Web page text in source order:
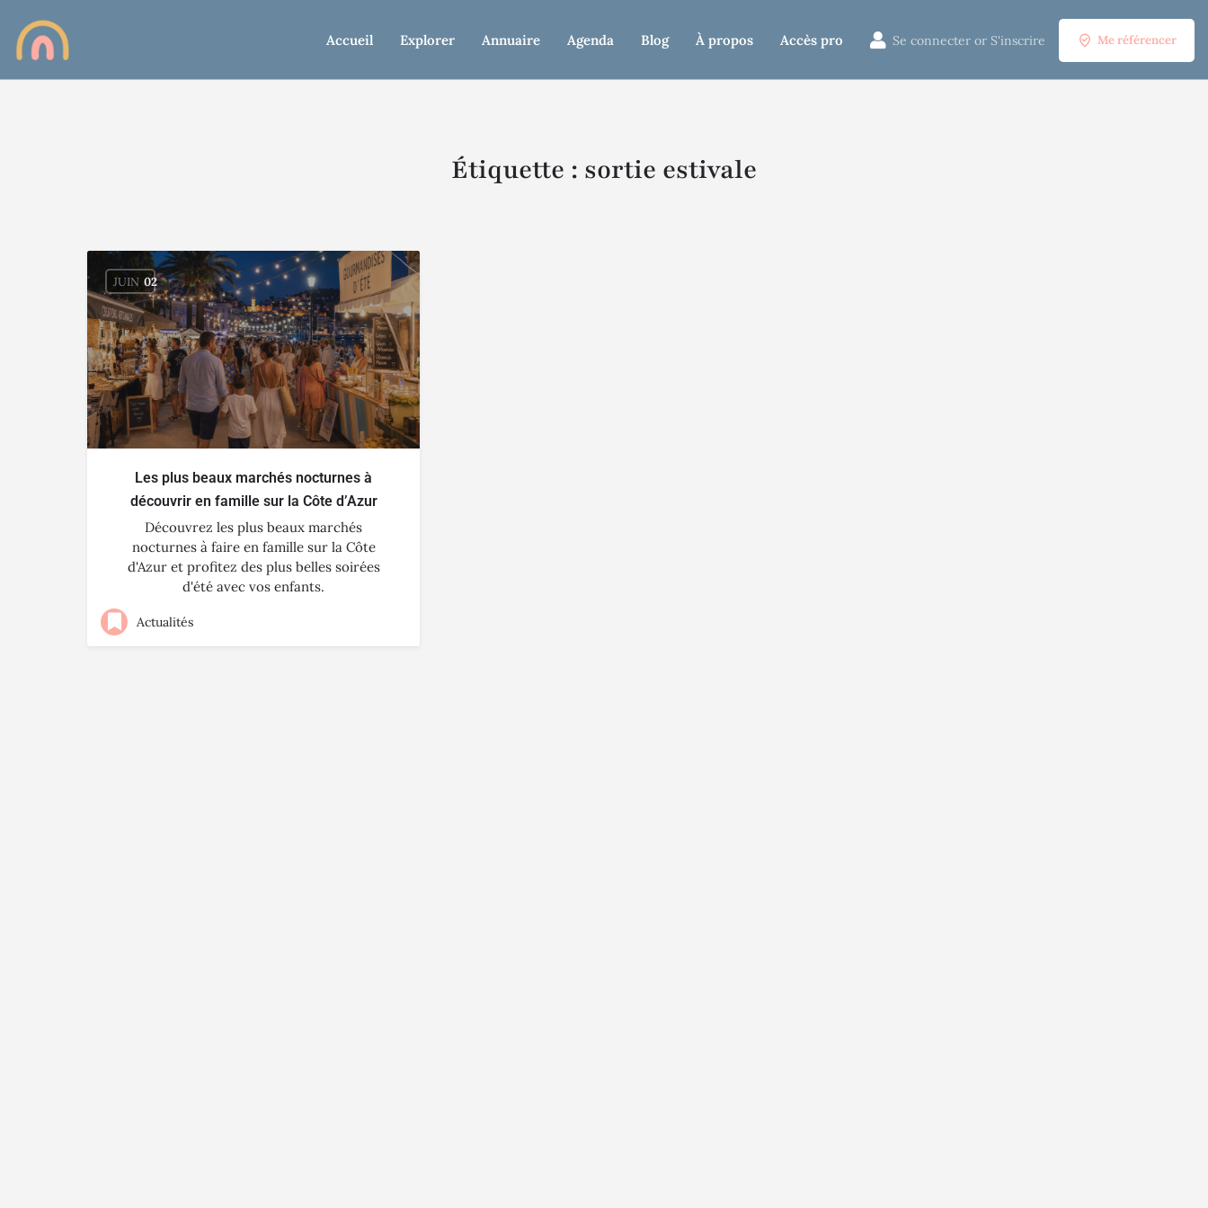
Accueil Explorer Annuaire Agenda Blog À propos Accès pro Se connecter or S'inscrire Me référencer
Étiquette : sortie estivale
JUIN 02
Les plus beaux marchés nocturnes à
découvrir en famille sur la Côte d’Azur
Découvrez les plus beaux marchés
nocturnes à faire en famille sur la Côte
d'Azur et profitez des plus belles soirées
d'été avec vos enfants.
Actualités